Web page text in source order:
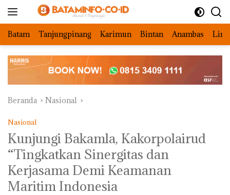
Batam Tanjungpinang Karimun Bintan Anambas
Beranda Nasional
Nasional
Kunjungi Bakamla, Kakorpolairud
“Tingkatkan Sinergitas dan
Kerjasama Demi Keamanan
Maritim Indonesia